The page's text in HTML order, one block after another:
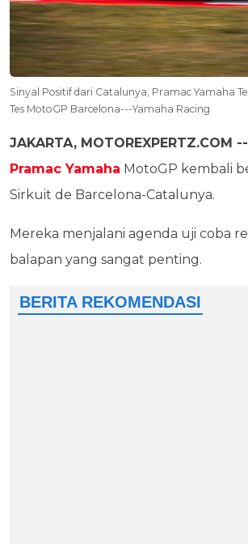
Sinyal Positif dari Catalunya, Pramac Yamaha
Tes MotoGP Barcelona---Yamaha Racing
JAKARTA, MOTOREXPERTZ.COM --
Pramac Yamaha MotoGP kembali
Sirkuit de Barcelona-Catalunya.
Mereka menjalani agenda uji coba
balapan yang sangat penting.